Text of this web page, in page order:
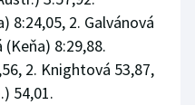
8:24,05, 2. Galvánová
8:29,88.
2. Knightová 53,87,
54,01.